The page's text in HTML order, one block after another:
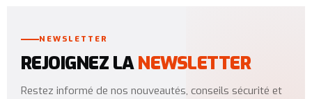
NEWSLETTER
REJOIGNEZ LANEWSLETTER
Restez informé de nos nouveautés, conseils sécurité et